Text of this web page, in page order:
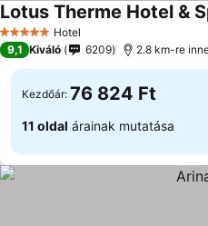
5 KategóriaHotel
Lotus Therme Hotel &
9,1 Kiváló 6209 2.8 km-re
Kezdőár: 76 824 Ft
11 oldal árainak mutatása